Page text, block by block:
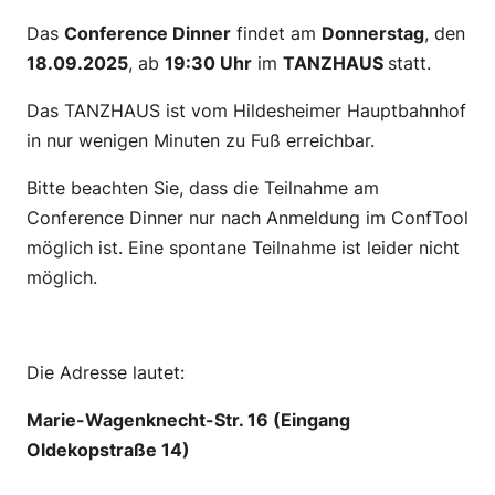
Das Conference Dinner findet am Donnerstag, den
18.09.2025, ab 19:30 Uhr im TANZHAUS statt.
Das TANZHAUS ist vom Hildesheimer Hauptbahnhof
in nur wenigen Minuten zu Fuß erreichbar.
Bitte beachten Sie, dass die Teilnahme am
Conference Dinner nur nach Anmeldung im ConfTool
möglich ist. Eine spontane Teilnahme ist leider nicht
möglich.
Die Adresse lautet:
Marie-Wagenknecht-Str. 16 (Eingang
Oldekopstraße 14)